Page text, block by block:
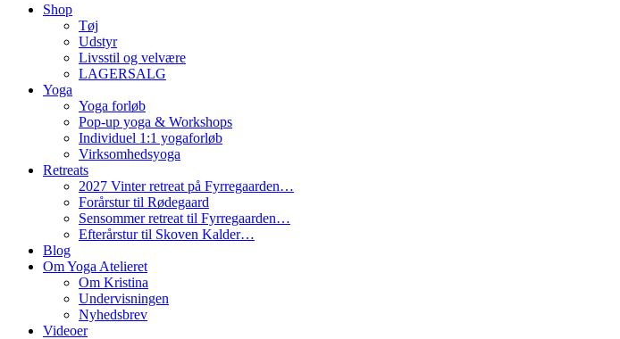
Shop
Tøj
Udstyr
Livsstil og velvære
LAGERSALG
Yoga
Yoga forløb
Pop-up yoga & Workshops
Individuel 1:1 yogaforløb
Virksomhedsyoga
Retreats
2027 Vinter retreat på Fyrregaarden…
Forårstur til Rødegaard
Sensommer retreat til Fyrregaarden…
Efterårstur til Skoven Kalder…
Blog
Om Yoga Atelieret
Om Kristina
Undervisningen
Nyhedsbrev
Videoer